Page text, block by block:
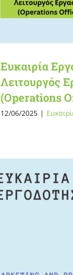
Ευκαιρία
Λειτουργός
(Operations
12/06/2025 |